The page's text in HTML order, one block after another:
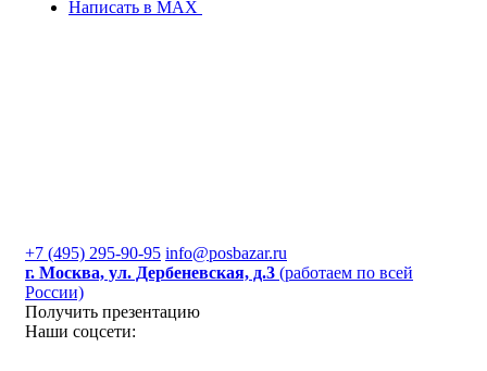
Написать в MAX
+7 (495) 295-90-95 info@posbazar.ru
г. Москва, ул. Дербеневская, д.3 (работаем по всей
России)
Получить презентацию
Наши соцсети: